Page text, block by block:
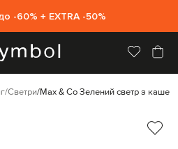
-60% + EXTRA -50%
Светри Max & Co Зелений светр з